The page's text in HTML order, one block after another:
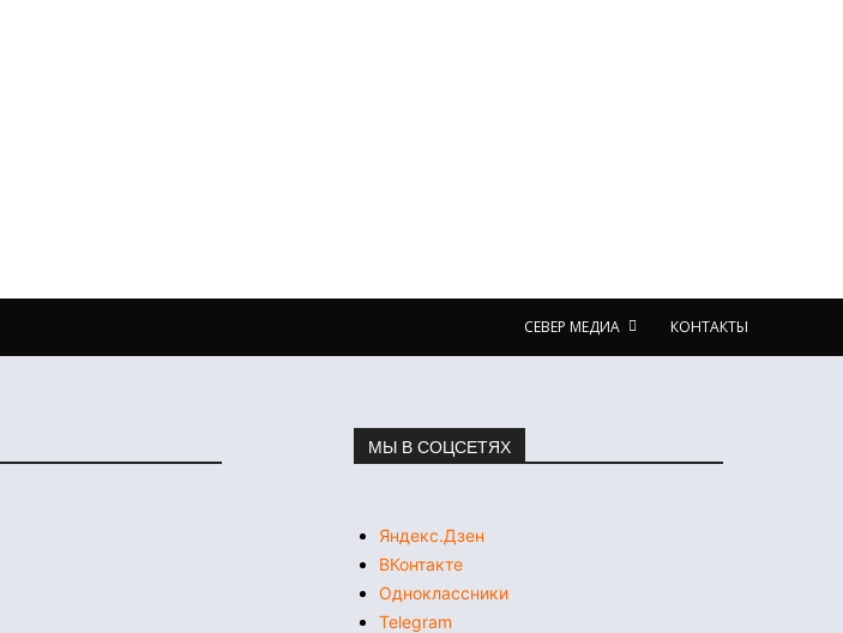
СЕВЕР МЕДИА КОНТАКТЫ
МЫ В СОЦСЕТЯХ
Яндекс.Дзен
ВКонтакте
Одноклассники
Telegram